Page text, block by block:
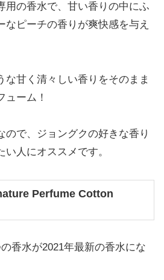
用の香水で、甘い香りの中にふ
なピーチの香りが爽快感を与え
な甘く清々しい香りをそのまま
ューム！
ので、ジョングクの好きな香り
人にオススメです。
Perfume Cotton
香水が2021年最新の香水にな